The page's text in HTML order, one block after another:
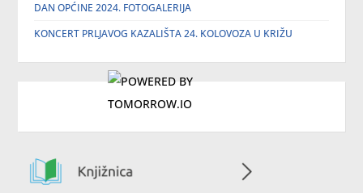
DAN OPĆINE 2024. FOTOGALERIJA
KONCERT PRLJAVOG KAZALIŠTA 24. KOLOVOZA U KRIŽU